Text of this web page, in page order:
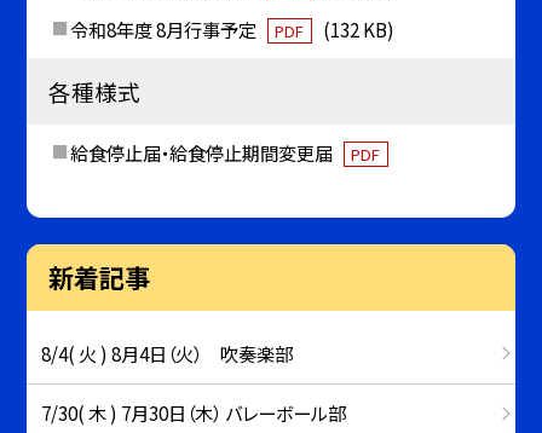
令和8年度 8月行事予定
PDF (132 KB)
各種様式
給食停止届・給食停止期間変更届 PDF
新着記事
8/4( 火 ) 8月4日（火） 吹奏楽部
7/30( 木 ) 7月30日（木） バレーボール部